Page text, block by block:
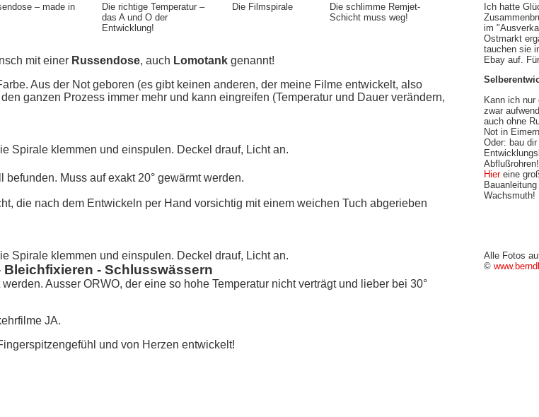
Ich hatte
im
Ostmarkt
tauchen sie
Ebay auf.
Kann ich
zwar
auch ohne
Not in
Oder: bau dir
Abflußrohren!
Hiereine
Wachsmuth!
Alle Fotos
©
– made in
Die richtige Temperatur –
das A und O der
Entwicklung!
Die Filmspirale
Die schlimme Remjet-
Schicht muss weg!
mit einer Russendose, auch Lomotank genannt!
Aus der Not geboren (es gibt keinen anderen, der meine Filme entwickelt, also
ganzen Prozess immer mehr und kann eingreifen (Temperatur und Dauer verändern,
Spirale klemmen und einspulen. Deckel drauf, Licht an.
Muss auf exakt 20° gewärmt werden.
die nach dem Entwickeln per Hand vorsichtig mit einem weichen Tuch abgerieben
Spirale klemmen und einspulen. Deckel drauf, Licht an.
Bleichfixieren - Schlusswässern
Ausser ORWO, der eine so hohe Temperatur nicht verträgt und lieber bei 30°
JA.
und von Herzen entwickelt!